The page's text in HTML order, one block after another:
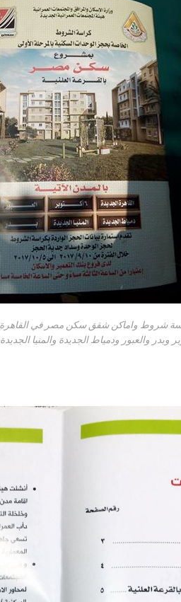
وبدر والعبور ودمياط الجديدة والمنيا الجديدة